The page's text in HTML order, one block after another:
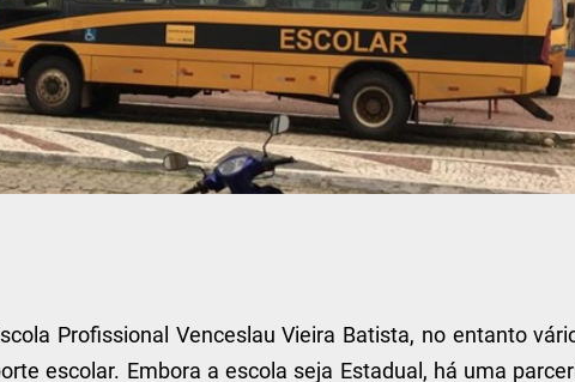
Profissional Venceslau Vieira Batista, no entanto
escolar. Embora a escola seja Estadual, há uma